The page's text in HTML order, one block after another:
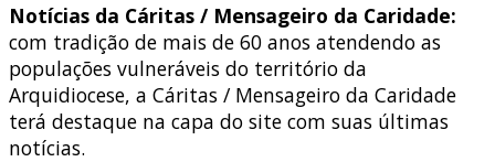
Notícias da Cáritas / Mensageiro da Caridade:
com tradição de mais de 60 anos atendendo as
populações vulneráveis do território da
Arquidiocese, a Cáritas / Mensageiro da Caridade
terá destaque na capa do site com suas últimas
notícias.